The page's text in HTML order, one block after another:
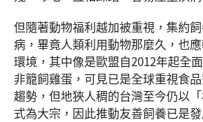
但隨著動物福利越加被重視，集約
病，畢竟人類利用動物那麼久，也
環境，其中像是歐盟自2012年起全
非籠飼雞蛋，可見已是全球重視食
趨勢，但地狹人稠的台灣至今仍以
式為大宗，因此推動友善飼養已是發